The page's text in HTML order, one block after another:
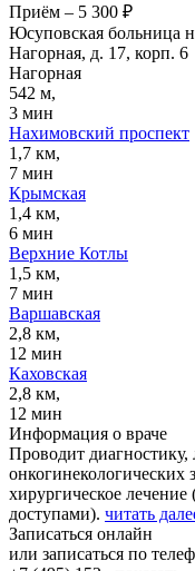
Приём – 5 300 ₽
Юсуповская больница
Нагорная, д. 17, корп. 6
Нагорная
542 м,
3 мин
Нахимовский проспект
1,7 км,
7 мин
Крымская
1,4 км,
6 мин
Верхние Котлы
1,5 км,
7 мин
Варшавская
2,8 км,
12 мин
Каховская
2,8 км,
12 мин
Информация о враче
Проводит диагностику,
онкогинекологических
хирургическое
доступами). читать
Записаться онлайн
или записаться по